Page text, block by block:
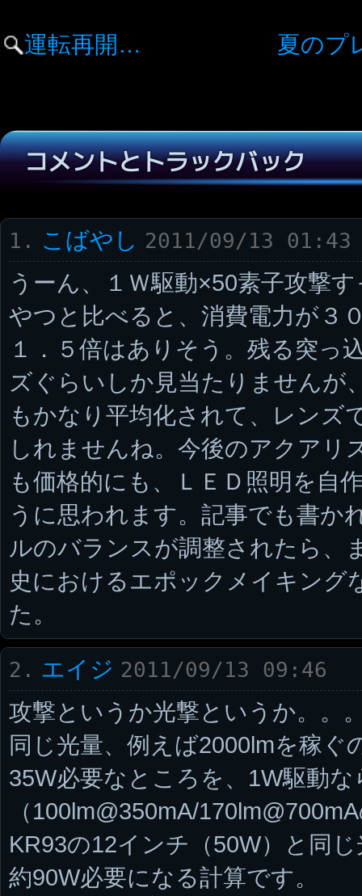
運転再開… 夏のプ
コメントとトラックバック
1. こばやし 2011/09/13 01:43
うーん、１Ｗ駆動×50素子攻撃
やつと比べると、消費電力が３
１．５倍はありそう。残る突っ
ズぐらいしか見当たりませんが
もかなり平均化されて、レンズ
しれませんね。今後のアクアリ
も価格的にも、ＬＥＤ照明を自
うに思われます。記事でも書か
ルのバランスが調整されたら、
史におけるエポックメイキング
た。
2. エイジ 2011/09/13 09:46
攻撃というか光撃というか。。
同じ光量、例えば2000lmを稼ぐ
35W必要なところを、1W駆動
（100lm@350mA/
KR93の12インチ（50W）と同
約90W必要になる計算です。